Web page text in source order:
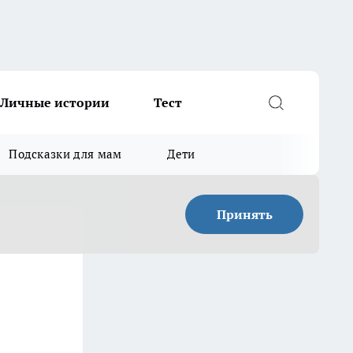
Личные истории Тест
Подсказки для мам Дети
Принять